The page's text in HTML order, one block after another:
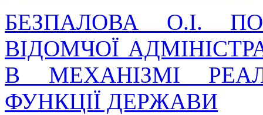
БЕЗПАЛОВА О.І.
ВІДОМЧОЇ
В МЕХАНІЗМІ
ФУНКЦІЇ ДЕРЖАВИ